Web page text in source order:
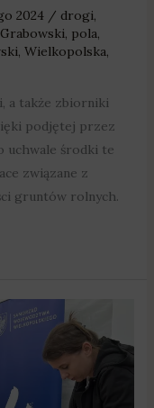
2024 / drogi,
, pola,
, Wielkopolska,
a także zbiorniki
podjętej przez
uchwale środki te
związane z
gruntów rolnych.